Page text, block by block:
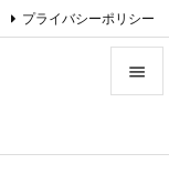

プライバシーポリシー